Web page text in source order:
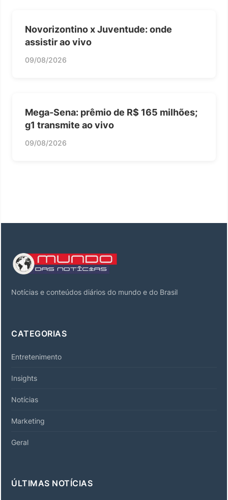
Novorizontino x Juventude: onde
assistir ao vivo
09/08/2026
Mega-Sena: prêmio de R$ 165 milhões;
g1 transmite ao vivo
09/08/2026
Notícias e conteúdos diários do mundo e do Brasil
CATEGORIAS
Entretenimento
Insights
Notícias
Marketing
Geral
ÚLTIMAS NOTÍCIAS